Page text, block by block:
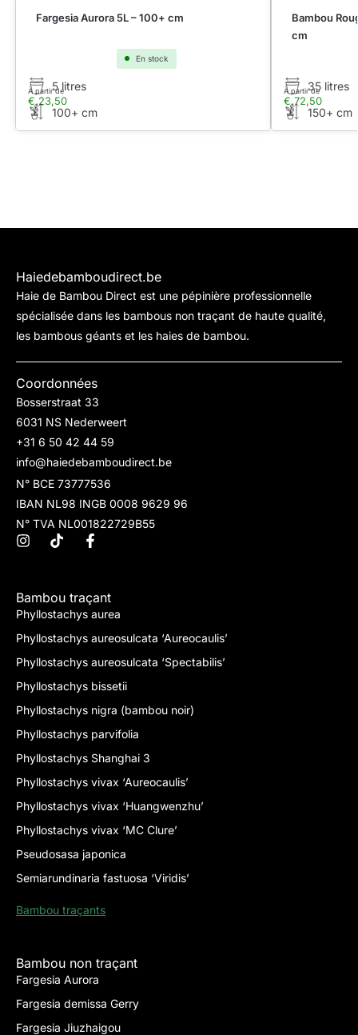
Fargesia Aurora 5L – 100+ cm
En stock
€23,50
À partir de5 litres
100+ cm
Bambou
cm
€72,50
À partir de35 litres
150+ cm
Haiedebamboudirect.be
Haie de Bambou Direct est une pépinière professionnelle
spécialisée dans les bambous non traçant de haute qualité,
les bambous géants et les haies de bambou.
Coordonnées
Bosserstraat 33
6031 NS Nederweert
+31 6 50 42 44 59
info@haiedebamboudirect.be
N° BCE 73777536
IBAN NL98 INGB 0008 9629 96
N° TVA NL001822729B55
Bambou traçant
Phyllostachys aurea
Phyllostachys aureosulcata ‘Aureocaulis’
Phyllostachys aureosulcata ‘Spectabilis’
Phyllostachys bissetii
Phyllostachys nigra (bambou noir)
Phyllostachys parvifolia
Phyllostachys Shanghai 3
Phyllostachys vivax ‘Aureocaulis’
Phyllostachys vivax ‘Huangwenzhu’
Phyllostachys vivax ‘MC Clure’
Pseudosasa japonica
Semiarundinaria fastuosa ‘Viridis’
Bambou traçants
Bambou non traçant
Fargesia Aurora
Fargesia demissa Gerry
Fargesia Jiuzhaigou